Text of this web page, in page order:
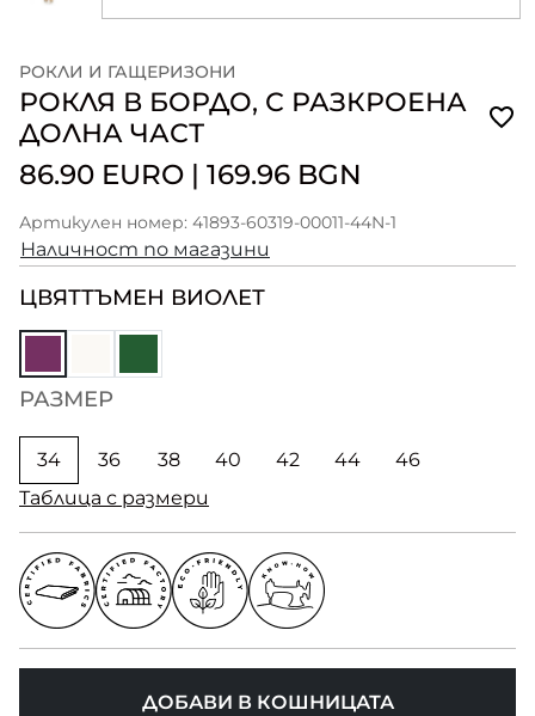
РОКЛИ И ГАЩЕРИЗОНИ
РОКЛЯ В БОРДО, С РАЗКРОЕНА
ДОЛНА ЧАСТ
86.90 EURO | 169.96 BGN
Артикулен номер: 41893-60319-00011-44N-1
Наличност по магазини
ЦВЯТТЪМЕН ВИОЛЕТ
РАЗМЕР
34 36 38 40 42 44
46
Таблица с размери
ДОБАВИ В КОШНИЦАТА